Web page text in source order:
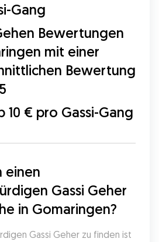
Gang
Bewertungen
mit einer
Bewertung
10 € pro Gassi-Gang
einen
Gassi Geher
in Gomaringen?
Gassi Geher zu finden ist